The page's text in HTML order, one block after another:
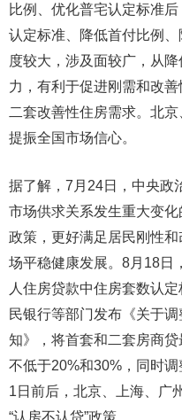
比例、优化普宅认定标准
认定标准、降低首付比例
度较大，涉及面较广，从
力，有利于促进刚需和改
二套改善性住房需求。北
提振全国市场信心。
据了解，7月24日，中央政
市场供求关系发生重大变
政策，更好满足居民刚性
场平稳健康发展。8月18日
人住房贷款中住房套数认
民银行等部门发布《关于
知》，将首套和二套房商
不低于20%和30%，同时
1日前后，北京、上海、广
“认房不认贷”政策。